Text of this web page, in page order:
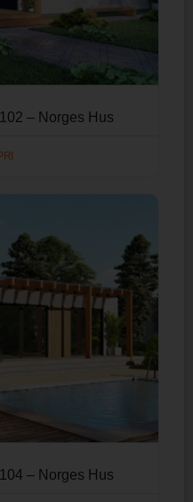
– Norges Hus
– Norges Hus